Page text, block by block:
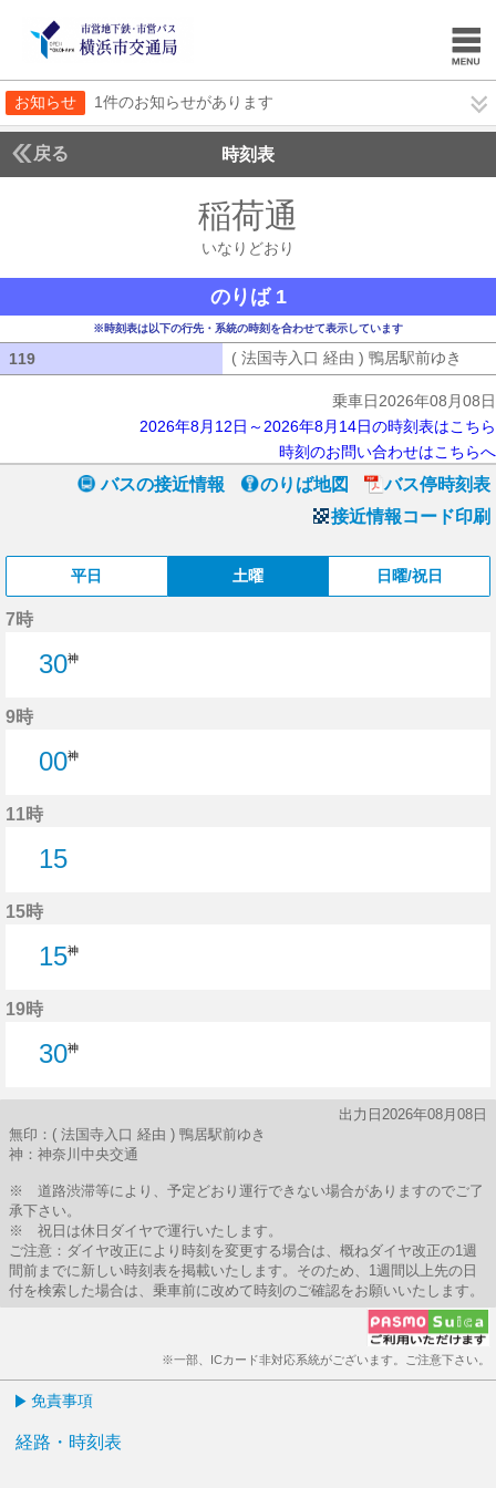
お知らせ 1件のお知らせがあります
戻る 時刻表
稲荷通
いなりどおり
のりば 1
※時刻表は以下の行先・系統の時刻を合わせて表示しています
119 ( 法国寺入口 経由 ) 鴨居駅前ゆき
乗車日2026年08月08日
2026年8月12日～2026年8月14日の時刻表はこちら
時刻のお問い合わせはこちらへ
バスの接近情報 のりば地図
バス停時刻表
接近情報コード印刷
平日 土曜 日曜/祝日
7時
30神
9時
00神
11時
15
15時
15神
19時
30神
出力日2026年08月08日
無印：( 法国寺入口 経由 ) 鴨居駅前ゆき
神：神奈川中央交通
※ 道路渋滞等により、予定どおり運行できない場合がありますのでご了
承下さい。
※ 祝日は休日ダイヤで運行いたします。
ご注意：ダイヤ改正により時刻を変更する場合は、概ねダイヤ改正の1週
間前までに新しい時刻表を掲載いたします。そのため、1週間以上先の日
付を検索した場合は、乗車前に改めて時刻のご確認をお願いいたします。
※一部、ICカード非対応系統がございます。ご注意下さい。
免責事項
経路・時刻表